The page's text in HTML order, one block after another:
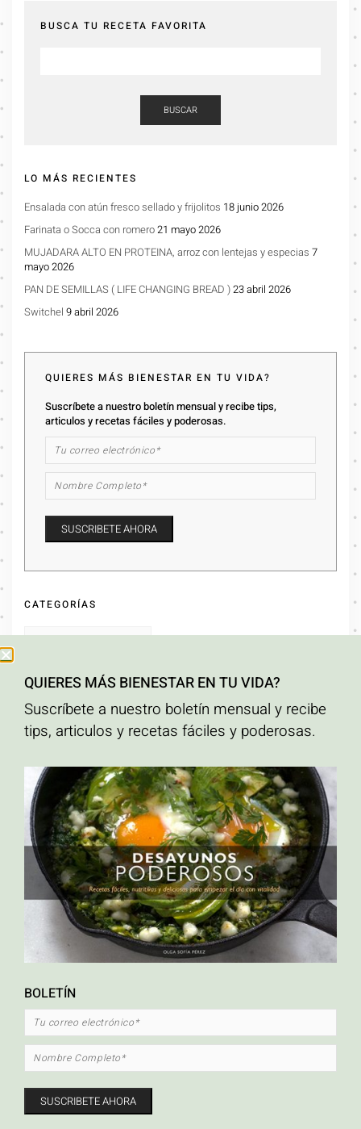
BUSCA TU RECETA FAVORITA
BUSCAR
LO MÁS RECIENTES
Ensalada con atún fresco sellado y frijolitos 18 junio 2026
Farinata o Socca con romero21 mayo 2026
MUJADARA ALTO EN PROTEINA, arroz con lentejas y especias 7
mayo 2026
PAN DE SEMILLAS ( LIFE CHANGING BREAD )23 abril 2026
Switchel 9 abril 2026
QUIERES MÁS BIENESTAR EN TU VIDA?
Suscríbete a nuestro boletín mensual y recibe tips,
articulos y recetas fáciles y poderosas.
CATEGORÍAS
ARCHIVOS
ETIQUETAS
ahuyama Alto en proteína calabaza asada carrot cake crema hidratante para el
cuerpo hecha en casa Cripetas con caramelo crispetas desayuno Desayunos
altos en proteína Ensaladas libre de gluten natural orgánico Palomitas de maiz
con caramelo palomitas de maíz pastel de zanahoria pescado pescado en
papillote platos vegetarianos quinua recetas mexicanas
saludables recetas saludables con pescado Sin Glúten sopa tacos
tacos de pescado torta de zanahoria verduras zapallo asado
FACEBOOK
INSTAGRAM
MAIL
2009 - 2019 © Olga Sofía Pérez. Todos los derechos reservados.
QUIERES MÁS BIENESTAR EN TU VIDA?
Suscríbete a nuestro boletín mensual y recibe
tips, articulos y recetas fáciles y poderosas.
BOLETÍN